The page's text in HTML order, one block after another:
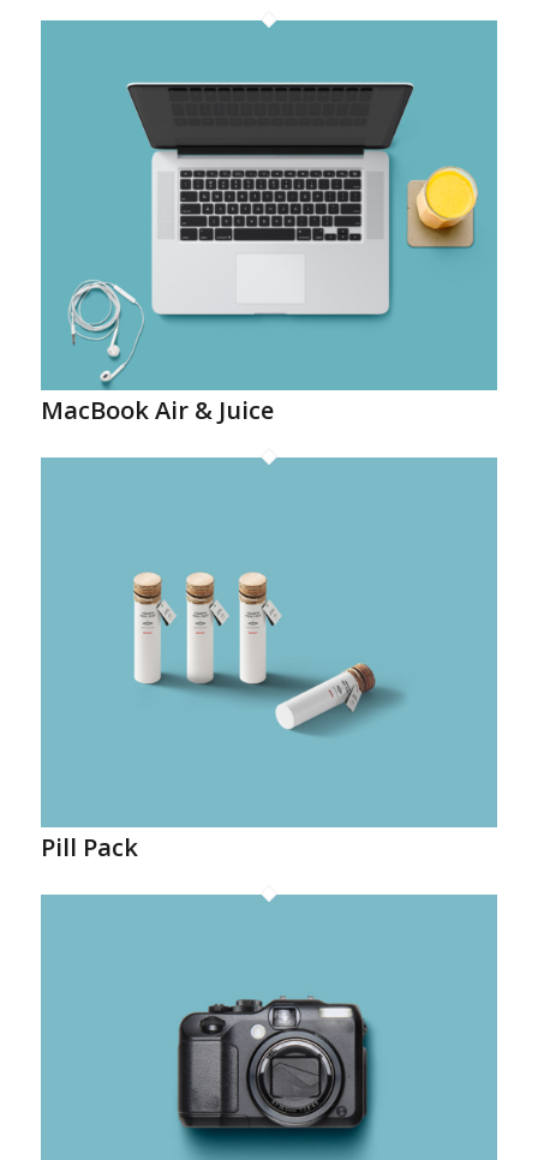
MacBook Air & Juice
Pill Pack